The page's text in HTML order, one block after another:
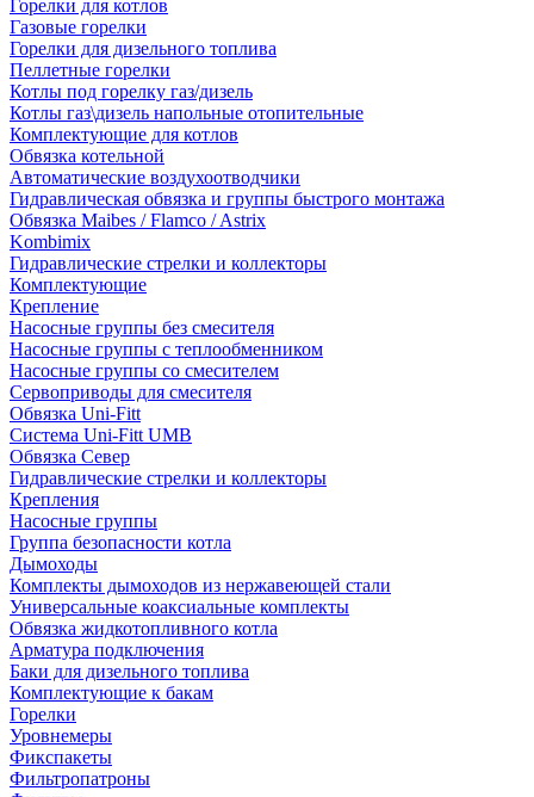
Горелки для котлов
Газовые горелки
Горелки для дизельного топлива
Пеллетные горелки
Котлы под горелку газ/дизель
Котлы газ\дизель напольные отопительные
Комплектующие для котлов
Обвязка котельной
Автоматические воздухоотводчики
Гидравлическая обвязка и группы быстрого монтажа
Обвязка Maibes / Flamco / Astrix
Kombimix
Гидравлические стрелки и коллекторы
Комплектующие
Крепление
Насосные группы без смесителя
Насосные группы с теплообменником
Насосные группы со смесителем
Сервоприводы для смесителя
Обвязка Uni-Fitt
Система Uni-Fitt UMB
Обвязка Север
Гидравлические стрелки и коллекторы
Крепления
Насосные группы
Группа безопасности котла
Дымоходы
Комплекты дымоходов из нержавеющей стали
Универсальные коаксиальные комплекты
Обвязка жидкотопливного котла
Арматура подключения
Баки для дизельного топлива
Комплектующие к бакам
Горелки
Уровнемеры
Фикспакеты
Фильтропатроны